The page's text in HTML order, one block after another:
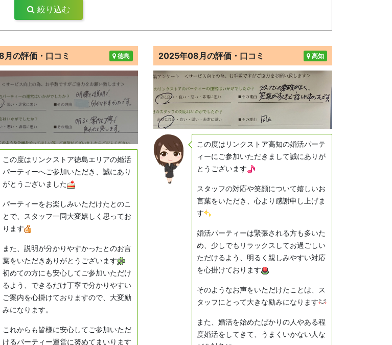
絞り込む
徳島
の評価・口コミ
この度はリンクストア徳島エリアの婚活
パーティーへご参加いただき、誠にあり
がとうございました
パーティーをお楽しみいただけたとのこ
とで、スタッフ一同大変嬉しく思ってお
ります
また、説明が分かりやすかったとのお言
葉をいただきありがとうございます
初めての方にも安心してご参加いただけ
るよう、できるだけ丁寧で分かりやすい
ご案内を心掛けておりますので、大変励
みになります。
これからも皆様に安心してご参加いただ
けるパーティー運営に努めてまいります
高知
2025年08月の評価・口コミ
この度はリンクストア高知の婚活パーテ
ィーにご参加いただきまして誠にありが
とうございます
スタッフの対応や笑顔について嬉しいお
言葉をいただき、心より感謝申し上げま
す
婚活パーティーは緊張される方も多いた
め、少しでもリラックスしてお過ごしい
ただけるよう、明るく親しみやすい対応
を心掛けております
そのようなお声をいただけたことは、ス
タッフにとって大きな励みになります
また、婚活を始めたばかりの人やある程
度婚活をしてきて、うまくいかない人な